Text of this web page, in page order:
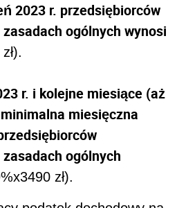
2023 r. przedsiębiorców
ogólnych wynosi
r. i kolejne miesiące (aż
miesięczna
ogólnych
zł).